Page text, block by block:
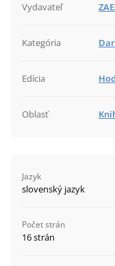
Vydavateľ
Kategória
Edícia
Oblasť
Jazyk
slovenský jazyk
Počet strán
16 strán